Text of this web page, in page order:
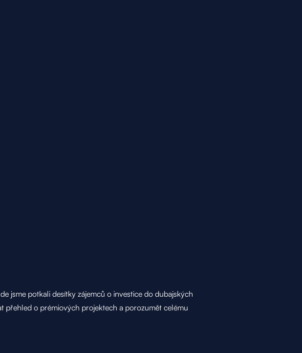
jsme potkali desítky zájemců o investice do dubajských
přehled o prémiových projektech a porozumět celému